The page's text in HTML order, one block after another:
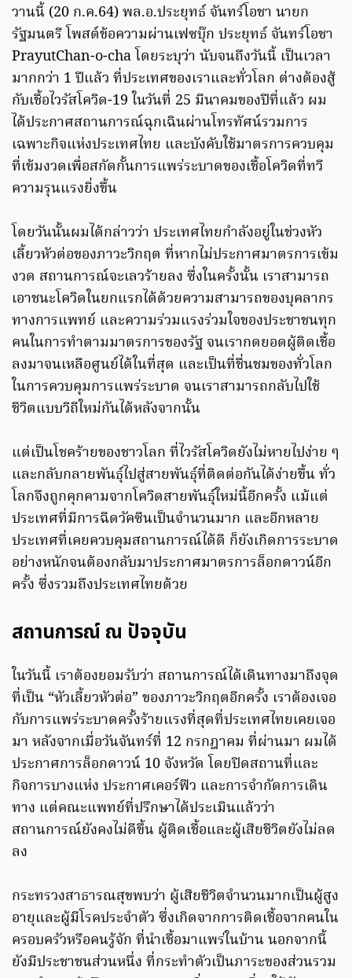
วานนี้ (20 ก.ค.64) พล.อ.ประยุทธ์ จันทร์โอชา นายก
รัฐมนตรี​ โพสต์ข้อความผ่านเฟซบุ๊ก​ ประยุทธ์ จันทร์โอชา
Prayut​Chan-o-cha โดยระบุว่า​ นับจนถึงวันนี้ เป็นเวลา
มากกว่า 1 ปีแล้ว ที่ประเทศของเราและทั่วโลก ต่างต้องสู้
กับเชื้อไวรัสโควิด-19 ในวันที่ 25 มีนาคมของปีที่แล้ว ผม
ได้ประกาศสถานการณ์ฉุกเฉินผ่านโทรทัศน์รวมการ
เฉพาะกิจแห่งประเทศไทย และบังคับใช้มาตรการควบคุม
ที่เข้มงวดเพื่อสกัดกั้นการแพร่ระบาดของเชื้อโควิดที่ทวี
ความรุนแรงยิ่งขึ้น
โดยวันนั้นผมได้กล่าวว่า ประเทศไทยกำลังอยู่ในช่วงหัว
เลี้ยวหัวต่อของภาวะวิกฤต ที่หากไม่ประกาศมาตรการเข้ม
งวด สถานการณ์จะเลวร้ายลง ซึ่งในครั้งนั้น เราสามารถ
เอาชนะโควิดในยกแรกได้ด้วยความสามารถของบุคลากร
ทางการแพทย์ และความร่วมแรงร่วมใจของประชาชนทุก
คนในการทำตามมาตรการของรัฐ จนเรากดยอดผู้ติดเชื้อ
ลงมาจนเหลือศูนย์ได้ในที่สุด และเป็นที่ชื่นชมของทั่วโลก
ในการควบคุมการแพร่ระบาด จนเราสามารถกลับไปใช้
ชีวิตแบบวิถีใหม่กันได้หลังจากนั้น
แต่เป็นโชคร้ายของชาวโลก ที่ไวรัสโควิดยังไม่หายไปง่าย ๆ
และกลับกลายพันธุ์ไปสู่สายพันธุ์ที่ติดต่อกันได้ง่ายขึ้น ทั่ว
โลกจึงถูกคุกคามจากโควิดสายพันธุ์ใหม่นี้อีกครั้ง แม้แต่
ประเทศที่มีการฉีดวัคซีนเป็นจำนวนมาก และอีกหลาย
ประเทศที่เคยควบคุมสถานการณ์ได้ดี ก็ยังเกิดการระบาด
อย่างหนักจนต้องกลับมาประกาศมาตรการล็อกดาวน์อีก
ครั้ง ซึ่งรวมถึงประเทศไทยด้วย
สถานการณ์ ณ ปัจจุบัน
ในวันนี้ เราต้องยอมรับว่า สถานการณ์ได้เดินทางมาถึงจุด
ที่เป็น “หัวเลี้ยวหัวต่อ” ของภาวะวิกฤตอีกครั้ง เราต้องเจอ
กับการแพร่ระบาดครั้งร้ายแรงที่สุดที่ประเทศไทยเคยเจอ
มา หลังจากเมื่อวันจันทร์ที่ 12 กรกฎาคม ที่ผ่านมา ผมได้
ประกาศการล็อกดาวน์ 10 จังหวัด โดยปิดสถานที่และ
กิจการบางแห่ง ประกาศเคอร์ฟิว และการจำกัดการเดิน
ทาง แต่คณะแพทย์ที่ปรึกษาได้ประเมินแล้วว่า
สถานการณ์ยังคงไม่ดีขึ้น ผู้ติดเชื้อและผู้เสียชีวิตยังไม่ลด
ลง
กระทรวงสาธารณสุขพบว่า ผู้เสียชีวิตจำนวนมากเป็นผู้สูง
อายุและผู้มีโรคประจำตัว ซึ่งเกิดจากการติดเชื้อจากคนใน
ครอบครัวหรือคนรู้จัก ที่นำเชื้อมาแพร่ในบ้าน นอกจากนี้
ยังมีประชาชนส่วนหนึ่ง ที่กระทำตัวเป็นภาระของส่วนรวม